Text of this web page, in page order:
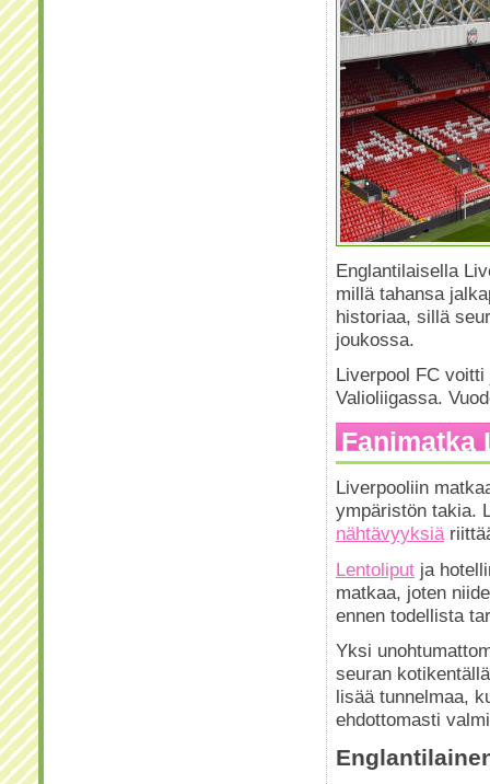
Englantilaisella
millä tahansa
historiaa, sillä
joukossa.
Liverpool FC
Valioliigassa.
Fanimatka
Liverpooliin
ympäristön takia.
nähtävyyksiä
Lentoliput ja
matkaa, joten
ennen todellista
Yksi
seuran
lisää tunnelmaa,
ehdottomasti